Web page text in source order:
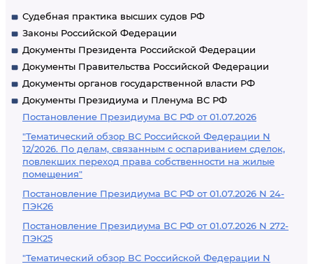
Судебная практика высших судов РФ
Законы Российской Федерации
Документы Президента Российской Федерации
Документы Правительства Российской Федерации
Документы органов государственной власти РФ
Документы Президиума и Пленума ВС РФ
Постановление Президиума ВС РФ от 01.07.2026
"Тематический обзор ВС Российской Федерации N
12/2026. По делам, связанным с оспариванием сделок,
повлекших переход права собственности на жилые
помещения"
Постановление Президиума ВС РФ от 01.07.2026 N 24-
ПЭК26
Постановление Президиума ВС РФ от 01.07.2026 N 272-
ПЭК25
"Тематический обзор ВС Российской Федерации N